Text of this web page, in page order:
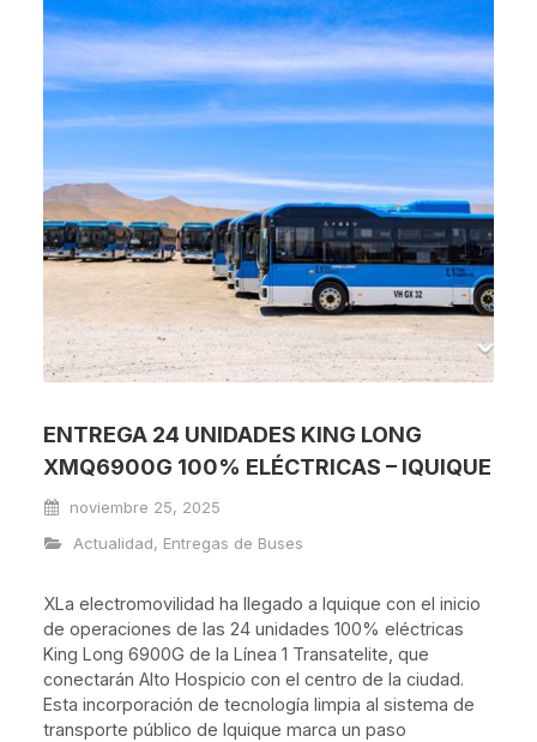
ENTREGA 24 UNIDADES KING LONG
XMQ6900G 100% ELÉCTRICAS – IQUIQUE
noviembre 25, 2025
Actualidad, Entregas de Buses
XLa electromovilidad ha llegado a Iquique con el inicio
de operaciones de las 24 unidades 100% eléctricas
King Long 6900G de la Línea 1 Transatelite, que
conectarán Alto Hospicio con el centro de la ciudad.
Esta incorporación de tecnología limpia al sistema de
transporte público de Iquique marca un paso